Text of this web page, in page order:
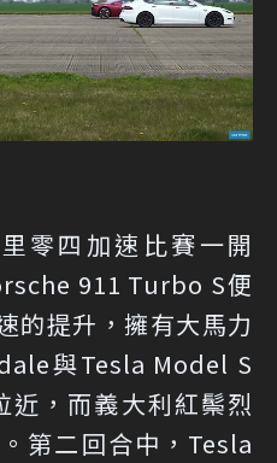
零四加速比賽一開
911 Turbo S便
的提升，擁有大馬力
與Tesla Model S
，而義大利紅鬃烈
第二回合中，Tesla